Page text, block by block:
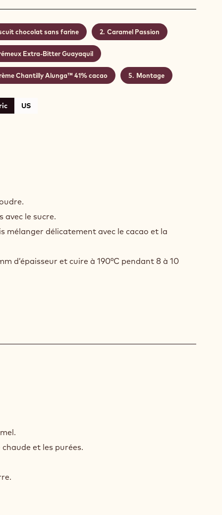
chocolat sans farine Caramel Passion
Extra-Bitter Guayaquil
Chantilly Alunga™ 41% cacao Montage
US
avec le sucre.
mélanger délicatement avec le cacao et la
d’épaisseur et cuire à 190°C pendant 8 à 10
et les purées.